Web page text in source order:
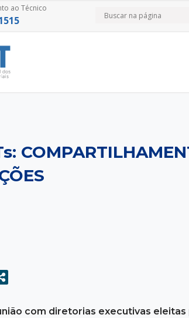
ao Técnico
com diretorias executivas